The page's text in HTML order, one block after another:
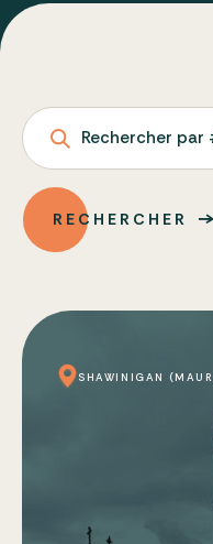
Rechercher par
RECHERCHER
SHAWINIGAN